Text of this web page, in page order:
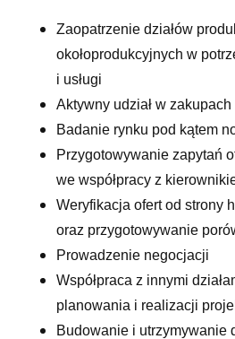
Zaopatrzenie działów
okołoprodukcyjnych w
i usługi
Aktywny udział w
Badanie rynku pod kątem
Przygotowywanie zapytań
we współpracy z
Weryfikacja ofert od strony
oraz przygotowywanie
Prowadzenie negocjacji
Współpraca z innymi
planowania i realizacji
Budowanie i utrzymywanie